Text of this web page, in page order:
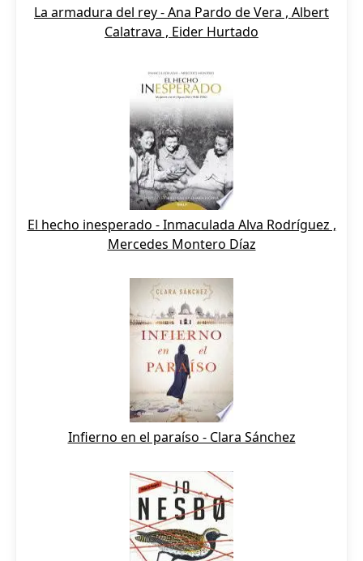
La armadura del rey - Ana Pardo de Vera , Albert
Calatrava , Eider Hurtado
El hecho inesperado - Inmaculada Alva Rodríguez ,
Mercedes Montero Díaz
Infierno en el paraíso - Clara Sánchez